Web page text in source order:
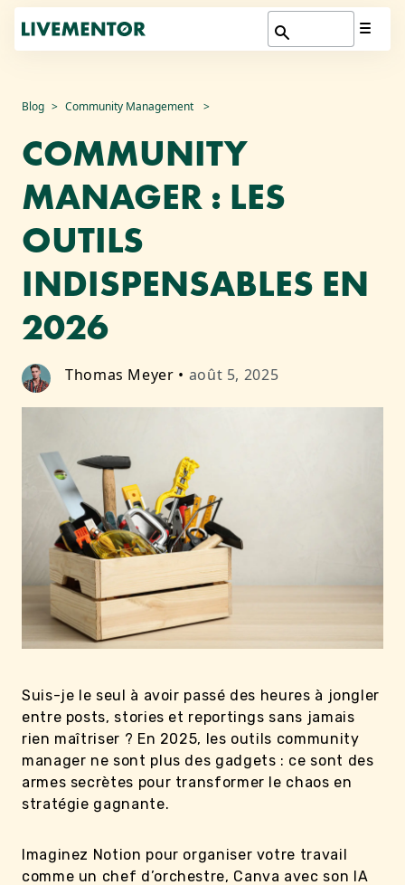
Aller
contenu
Blog Community Management
COMMUNITY
MANAGER : LES
OUTILS
INDISPENSABLES EN
2026
Thomas Meyer • août 5, 2025
Suis-je le seul à avoir passé des heures à jongler
entre posts, stories et reportings sans jamais
rien maîtriser ? En 2025, les outils community
manager ne sont plus des gadgets : ce sont des
armes secrètes pour transformer le chaos en
stratégie gagnante.
Imaginez Notion pour organiser votre travail
comme un chef d’orchestre, Canva avec son IA